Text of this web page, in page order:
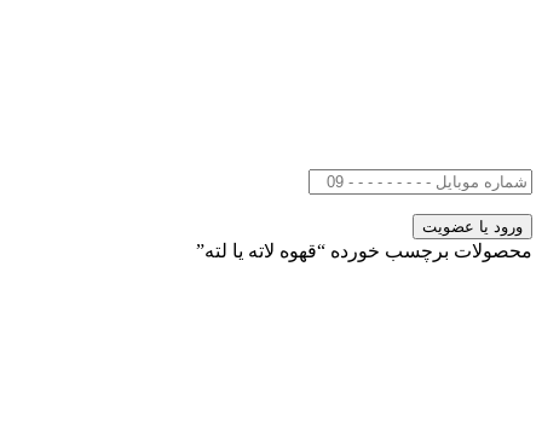
محصولات برچسب خورده “قهوه لاته یا لته”